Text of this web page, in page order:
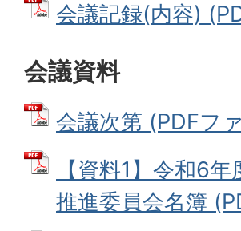
会議記録(内容)
会議資料
会議次第 (PDFフ
【資料1】令和6
推進委員会名簿